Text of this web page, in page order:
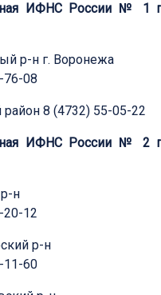
ИФНС России № 1
р-н г. Воронежа
76-08
район 8 (4732) 55-05-22
ИФНС России № 2
н
20-12
р-н
11-60